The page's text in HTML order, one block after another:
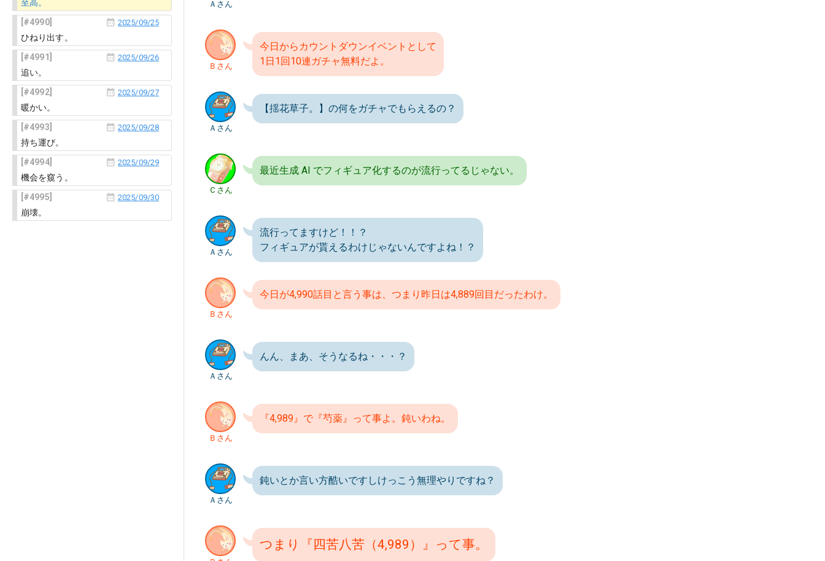
至高。
4990
2025/09/25
ひねり出す。
4991
2025/09/26
追い。
4992
2025/09/27
暖かい。
4993
2025/09/28
持ち運び。
4994
2025/09/29
機会を窺う。
4995
2025/09/30
崩壊。
Ａさん
Ｂさん
今日からカウントダウンイベントとして
1日1回10連ガチャ無料だよ。
Ａさん
【揺花草子。】の何をガチャでもらえるの？
Ｃさん
最近生成 AI でフィギュア化するのが流行ってるじゃない。
Ａさん
流行ってますけど！！？
フィギュアが貰えるわけじゃないんですよね！？
Ｂさん
今日が4,990話目と言う事は、つまり昨日は4,889回目だったわけ。
Ａさん
んん、まあ、そうなるね・・・？
Ｂさん
『4,989』で『芍薬』って事よ。鈍いわね。
Ａさん
鈍いとか言い方酷いですしけっこう無理やりですね？
つまり『四苦八苦（4,989）』って事。